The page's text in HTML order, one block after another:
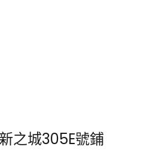
之城305E號鋪